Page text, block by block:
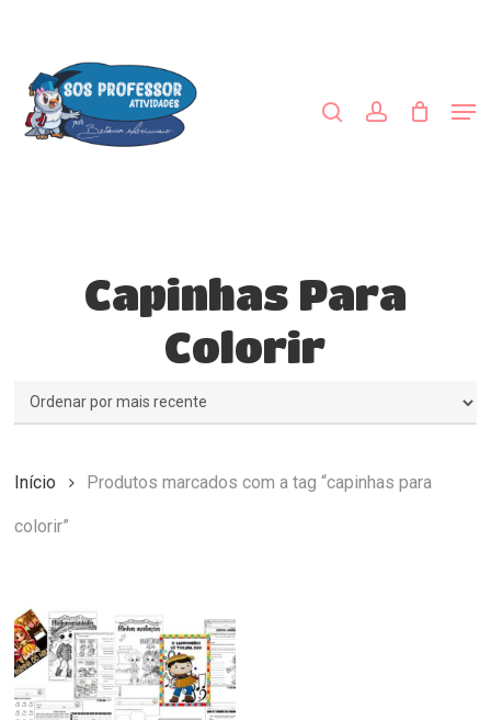
content
Capinhas Para
Colorir
Início Produtos marcados com a tag “capinhas para
colorir”